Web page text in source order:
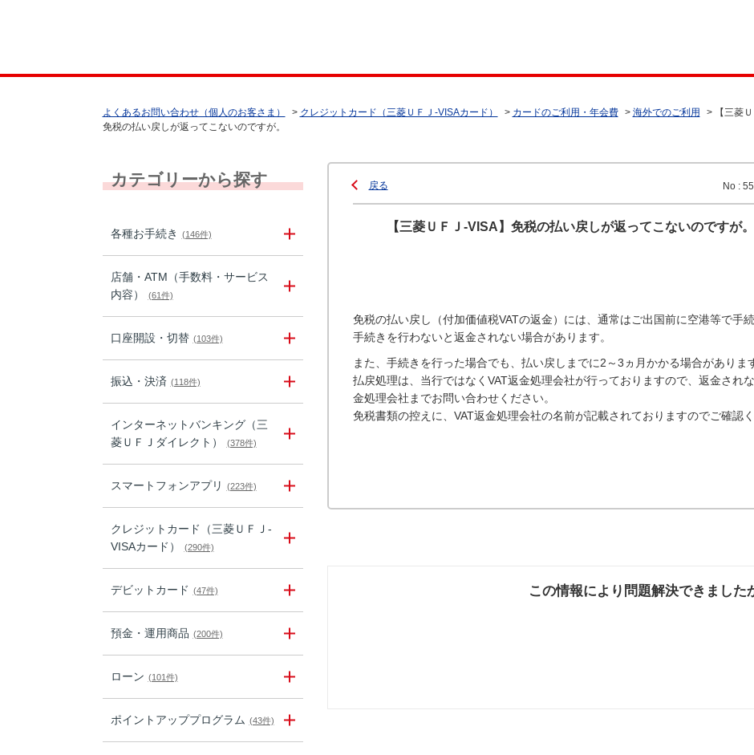
よくあるお問い合わせ（個人のお客さま） > クレジットカード（三菱ＵＦＪ-VISAカード） > カードのご利用・年会費 > 海外でのご利用 >
【三菱
免税の払い戻しが返ってこないのですが。
カテゴリーから探す
各種お手続き (146件)
店舗・ATM（手数料・サービス
内容）
(61件)
口座開設・切替 (103件)
振込・決済 (118件)
インターネットバンキング（三
菱ＵＦＪダイレクト）
(378件)
スマートフォンアプリ (223件)
クレジットカード（三菱ＵＦＪ-
VISAカード）
(290件)
デビットカード (47件)
預金・運用商品 (200件)
ローン (101件)
ポイントアッププログラム (43件)
戻る No :
【三菱ＵＦＪ-VISA】免税の払い戻しが返ってこないのですが。
免税の払い戻し（付加価値税VATの返金）には、通常はご出国前に空港等で手
手続きを行わないと返金されない場合があります。
また、手続きを行った場合でも、払い戻しまでに2～3ヵ月かかる場合がありま
払戻処理は、当行ではなくVAT返金処理会社が行っておりますので、返金され
金処理会社までお問い合わせください。
免税書類の控えに、VAT返金処理会社の名前が記載されておりますのでご確認く
この情報により問題解決できました